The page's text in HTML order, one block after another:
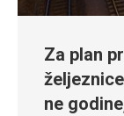
Za plan
ne